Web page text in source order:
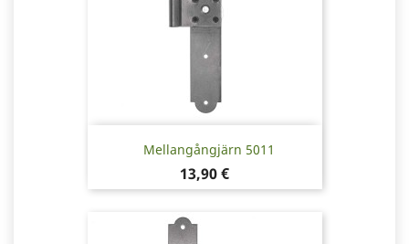
Mellangångjärn 5011
Pris
13,90 €